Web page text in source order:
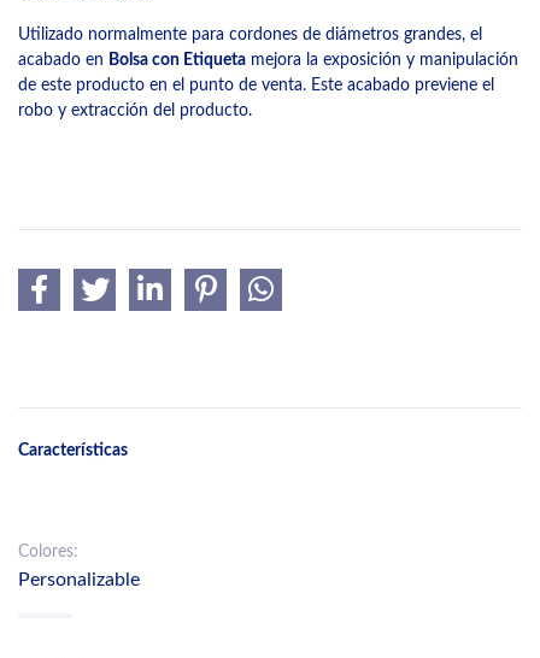
Utilizado normalmente para cordones de diámetros grandes, el
acabado en Bolsa con Etiqueta mejora la exposición y manipulación
de este producto en el punto de venta. Este acabado previene el
robo y extracción del producto.
Características
Colores:
Personalizable